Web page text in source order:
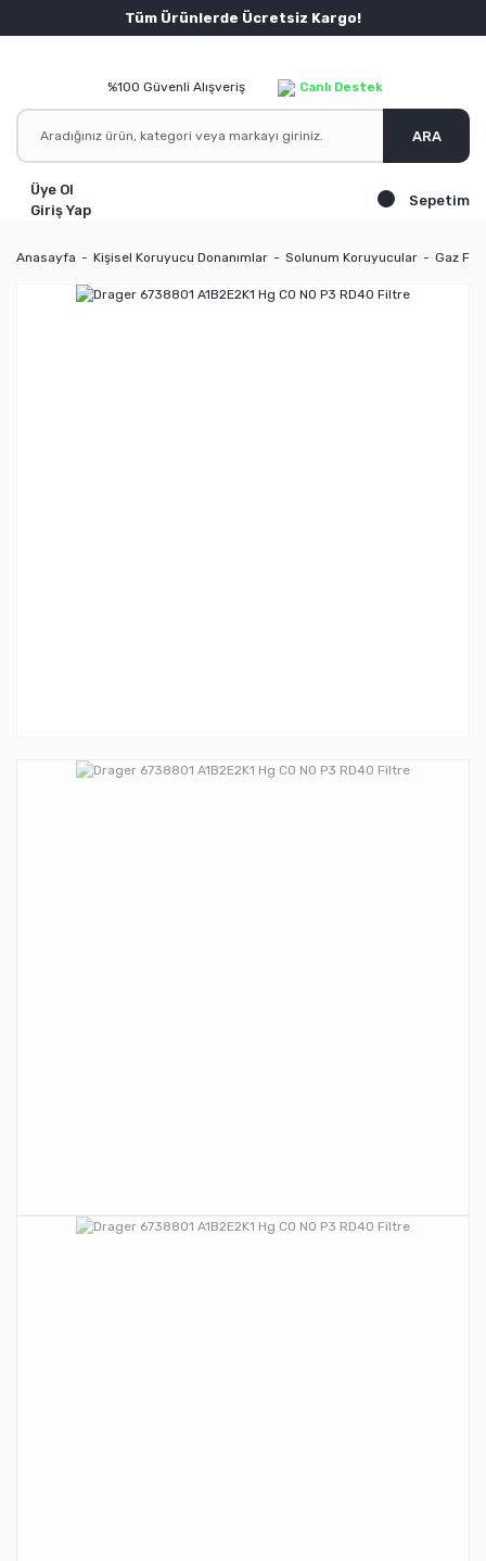
Tüm Ürünlerde Ücretsiz Kargo!
%100 Güvenli Alışveriş Canlı Destek
ARA
Üye Ol
Giriş Yap
Sepetim
Anasayfa Kişisel Koruyucu Donanımlar Solunum Koruyucular Gaz